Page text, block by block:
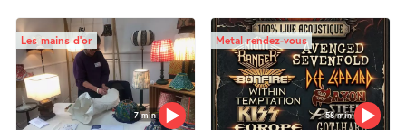
7 min
Les mains d’or
58 min
Metal rendez-vous